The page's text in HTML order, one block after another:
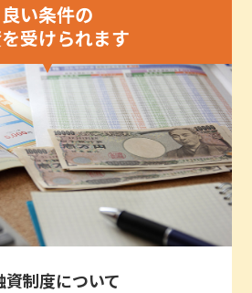
良い条件の
受けられます
制度について